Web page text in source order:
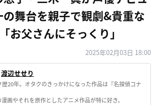
の舞台を親子で観劇&貴重な
お父さんにそっくり」
2025年02月03日 18:00
渡辺せせり
歴20年。オタクのきっかけになった作品は『名探偵コナ
画やそれを原作としたアニメ作品が特に好き。